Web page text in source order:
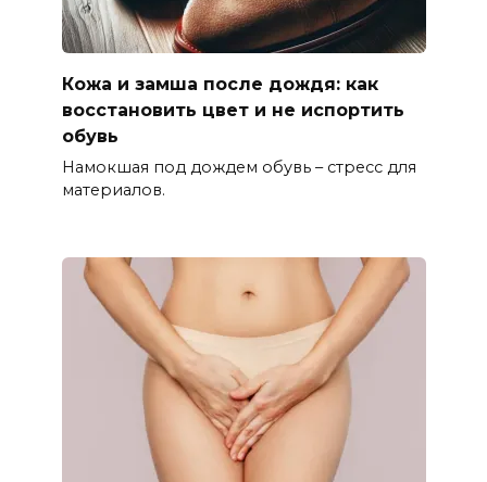
Кожа и замша после дождя: как
восстановить цвет и не испортить
обувь
Намокшая под дождем обувь – стресс для
материалов.